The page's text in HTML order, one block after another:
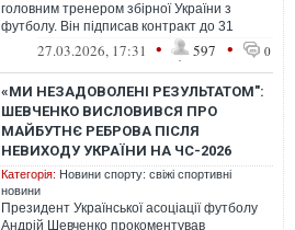
головним тренером збірної України з
футболу. Він підписав контракт до 31
липня 2026 року
27.03.2026, 17:31 • 597 • 0
«МИ НЕЗАДОВОЛЕНІ РЕЗУЛЬТАТОМ":
ШЕВЧЕНКО ВИСЛОВИВСЯ ПРО
МАЙБУТНЄ РЕБРОВА ПІСЛЯ
НЕВИХОДУ УКРАЇНИ НА ЧС-2026
Категорія: Новини спорту: свіжі спортивні
новини
Президент Української асоціації футболу
Андрій Шевченко прокоментував